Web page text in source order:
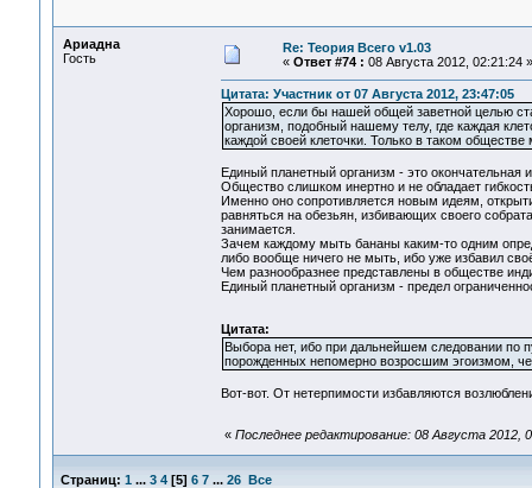
Ариадна
Гость
Re: Теория Всего v1.03
« Ответ #74 : 08 Августа 2012, 02:21:24 »
Цитата: Участник от 07 Августа 2012, 23:47:05
Хорошо, если бы нашей общей заветной целью
организм, подобный нашему телу, где каждая
каждой своей клеточки. Только в таком
Единый планетный организм - это окончательная
Общество слишком инертно и не обладает
Именно оно сопротивляется новым идеям,
равняться на обезьян, избивающих своего
занимается.
Зачем каждому мыть бананы каким-то одним
либо вообще ничего не мыть, ибо уже избавил
Чем разнообразнее представлены в обществе
Единый планетный организм - предел
Цитата:
Выбора нет, ибо при дальнейшем следовании по
порожденных непомерно возросшим эгоизмом,
Вот-вот. От нетерпимости избавляются
« Последнее редактирование: 08 Августа 2012,
Страниц: 1 ... 3 4[5] 6 7 ... 26 Все